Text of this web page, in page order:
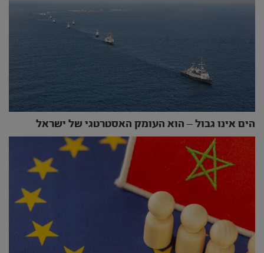
הים אינו גבול – הוא העומק האסטרטגי של ישראל